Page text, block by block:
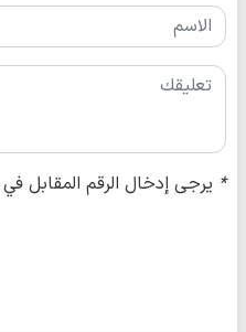
* يرجى إدخال الرقم المقابل